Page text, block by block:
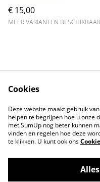
€ 15,00
MEER VARIANTEN BESCHIKBAAR
Contact
Privacybeleid
Cookies
Deze website maakt gebruik
helpen te begrijpen hoe u onze
met SumUp nog beter kunnen
vinden en regelen hoe deze
te klikken. U kunt ook ons